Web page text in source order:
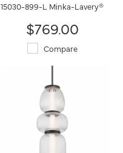
15030-899-L Minka-Lavery®
$769.00
Compare